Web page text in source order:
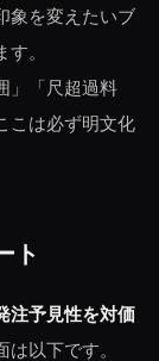
象を変えたいブ
。
」「尺超過料
こは必ず明文化
ト
注予見性を対価
以下です。